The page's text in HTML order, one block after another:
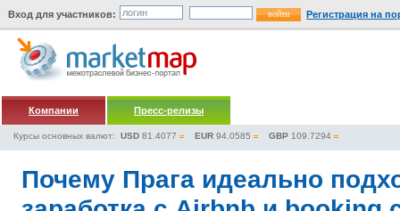
Вход для участников: Регистрация на
Компании Пресс-релизы
Курсы основных валют: USD 81.4077 EUR 94.0585 GBP 109.7294
Почему Прага идеально